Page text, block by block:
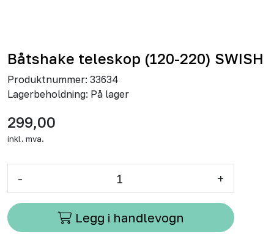
Båtshake teleskop (120-220) SWISH
Produktnummer: 33634
Lagerbeholdning: På lager
299,00
inkl. mva.
- +
Legg i handlevogn